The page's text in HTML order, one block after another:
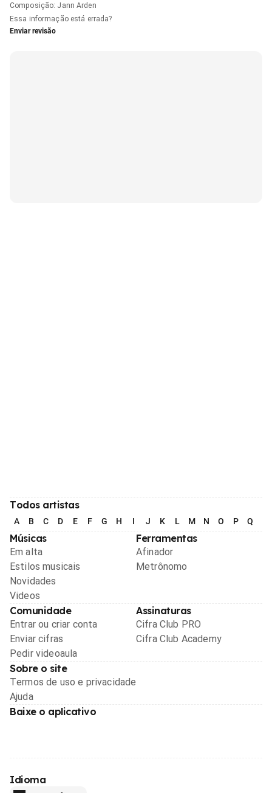
Composição: Jann Arden
Essa informação está errada?
Enviar revisão
Todos artistas
A B C D E F G H I J K L M N O P Q
Músicas
Em alta
Estilos musicais
Novidades
Videos
Ferramentas
Afinador
Metrônomo
Comunidade
Entrar ou criar conta
Enviar cifras
Pedir videoaula
Assinaturas
Cifra Club PRO
Cifra Club Academy
Sobre o site
Termos de uso e privacidade
Ajuda
Baixe o aplicativo
Idioma